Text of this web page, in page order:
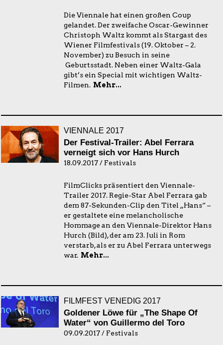
Die Viennale hat einen großen Coup
gelandet. Der zweifache Oscar-Gewinner
Christoph Waltz kommt als Stargast des
Wiener Filmfestivals (19. Oktober – 2.
November) zu Besuch in seine
Geburtsstadt. Neben einer Waltz-Gala
gibt’s ein Special mit wichtigen Waltz-
Filmen. Mehr...
VIENNALE 2017
Der Festival-Trailer: Abel Ferrara
verneigt sich vor Hans Hurch
18.09.2017 / Festivals
FilmClicks präsentiert den Viennale-
Trailer 2017. Regie-Star Abel Ferrara gab
dem 87-Sekunden-Clip den Titel „Hans“ –
er gestaltete eine melancholische
Hommage an den Viennale-Direktor Hans
Hurch (Bild), der am 23. Juli in Rom
verstarb, als er zu Abel Ferrara unterwegs
war. Mehr...
FILMFEST VENEDIG 2017
Goldener Löwe für „The Shape Of
Water“ von Guillermo del Toro
09.09.2017 / Festivals